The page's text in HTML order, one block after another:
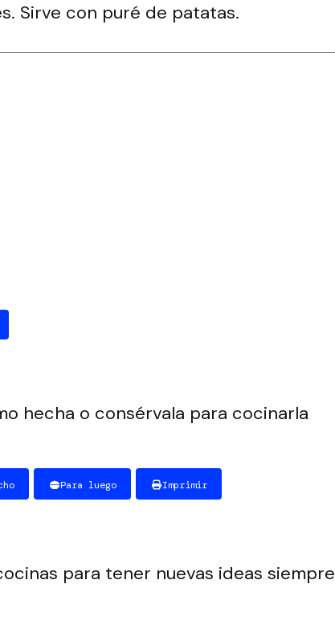
Sirve con puré de patatas.
hecha o consérvala para cocinarla
Para luego Imprimir
para tener nuevas ideas siempre